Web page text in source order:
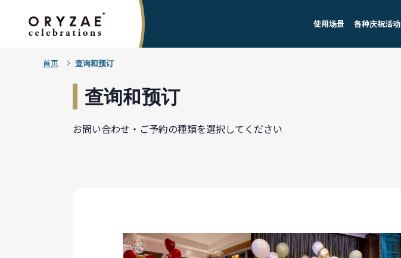
使用场景 各种庆祝活动
首页 查询和预订
查询和预订
お問い合わせ・ご予約の種類を選択してください